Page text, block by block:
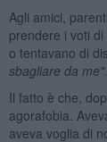
Agli amici,
prendere i voti
o tentavano di
sbagliare da me".
Il fatto è che,
agorafobia.
aveva voglia di